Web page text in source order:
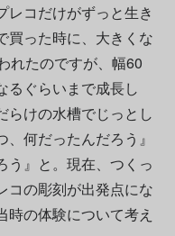
レコだけがずっと生き
買った時に、大きくな
れたのですが、幅60
るぐらいまで成長し
らけの水槽でじっとし
何だったんだろう』
う』と。現在、つくっ
コの彫刻が出発点にな
時の体験について考え